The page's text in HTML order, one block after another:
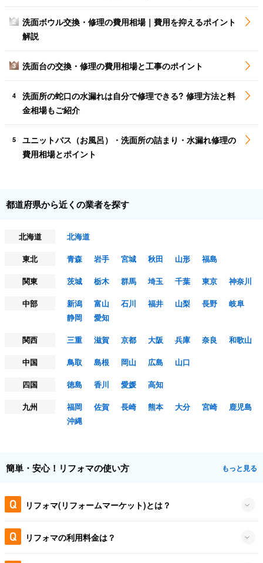
2
洗面ボウル交換・修理の費用相場｜費用を抑えるポイント
解説
3 洗面台の交換・修理の費用相場と工事のポイント
4
洗面所の蛇口の水漏れは自分で修理できる? 修理方法と料
金相場もご紹介
5
ユニットバス（お風呂）・洗面所の詰まり・水漏れ修理の
費用相場とポイント
都道府県から近くの業者を探す
北海道
北海道
東北
青森 岩手 宮城 秋田 山形
福島
関東
茨城 栃木 群馬 埼玉 千葉 東京
神奈川
中部
新潟 富山 石川 福井 山梨 長野
岐阜
静岡
愛知
関西
三重 滋賀 京都 大阪 兵庫 奈良
和歌山
中国
鳥取 島根 岡山 広島
山口
四国
徳島 香川 愛媛
高知
九州
福岡 佐賀 長崎 熊本 大分 宮崎
鹿児島
沖縄
簡単・安心！リフォマの使い方 もっと見る
リフォマ(リフォームマーケット)とは？
リフォマの利用料金は？